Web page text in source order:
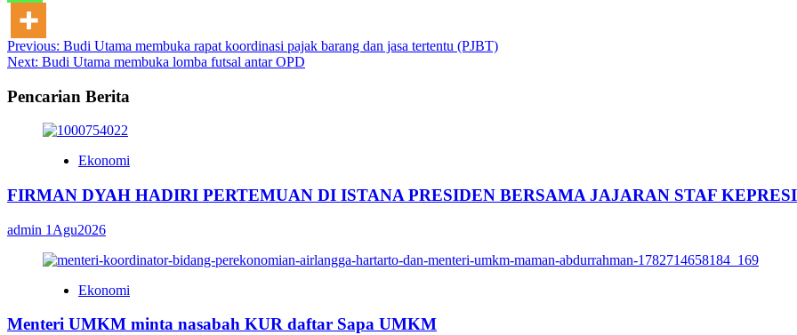
Post
navigation
Previous: Budi Utama membuka rapat koordinasi pajak barang dan jasa tertentu (PJBT)
Next: Budi Utama membuka lomba futsal antar OPD
Pencarian Berita
Ekonomi
FIRMAN DYAH HADIRI PERTEMUAN DI ISTANA PRESIDEN BERSAMA JAJARAN STAF
admin 1Agu2026
Ekonomi
Menteri UMKM minta nasabah KUR daftar Sapa UMKM